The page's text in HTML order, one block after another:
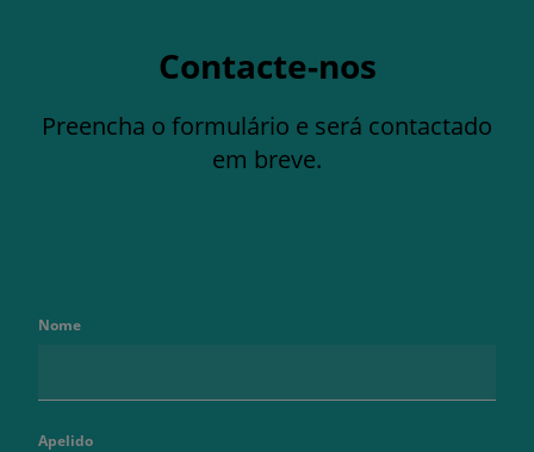
Contacte-nos
Preencha o formulário e será contactado
em breve.
Nome
Apelido